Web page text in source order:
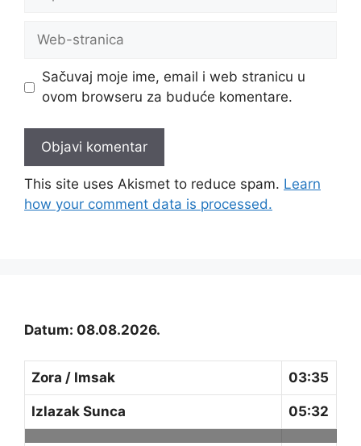
pošta
Web-
Sačuvaj moje ime, email i web stranicu u
ovom browseru za buduće komentare.
This site uses Akismet to reduce spam. Learn
how your comment data is processed.
Datum: 08.08.2026.
Zora / Imsak 03:35
Izlazak Sunca 05:32